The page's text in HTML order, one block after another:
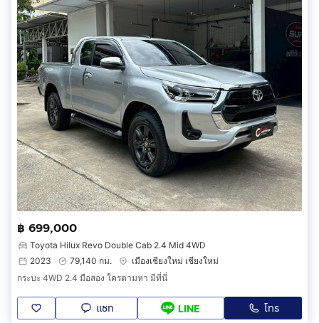
฿ 699,000
Toyota Hilux Revo Double Cab 2.4 Mid 4WD
2023
79,140 กม.
เมืองเชียงใหม่ เชียงใหม่
กระบะ 4WD 2.4 มือสอง ใครตามหา มีที่นี่
แชท LINE โทร